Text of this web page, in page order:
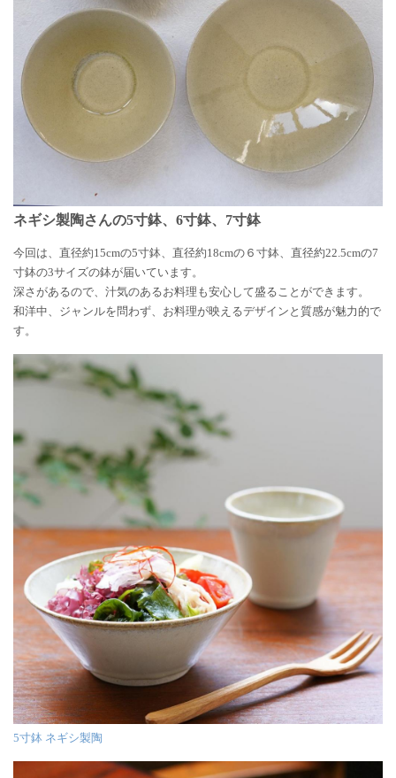
ネギシ製陶さんの5寸鉢、6寸鉢、7寸鉢
今回は、直径約15cmの5寸鉢、直径約18cmの６寸鉢、直径約22.5cmの7
寸鉢の3サイズの鉢が届いています。
深さがあるので、汁気のあるお料理も安心して盛ることができます。
和洋中、ジャンルを問わず、お料理が映えるデザインと質感が魅力的で
す。
5寸鉢 ネギシ製陶